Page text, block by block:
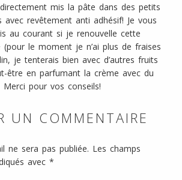
directement mis la pâte dans des petits
avec revêtement anti adhésif! Je vous
au courant si je renouvelle cette
(pour le moment je n’ai plus de fraises
je tenterais bien avec d’autres fruits
être en parfumant la crème avec du
Merci pour vos conseils!
UN COMMENTAIRE
ne sera pas publiée. Les champs
avec *